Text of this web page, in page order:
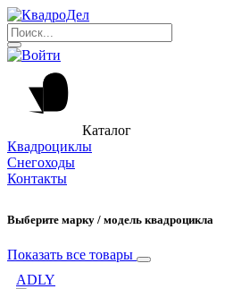
Каталог
Квадроциклы
Снегоходы
Контакты
Выберите марку / модель квадроцикла
Показать все товары
ADLY